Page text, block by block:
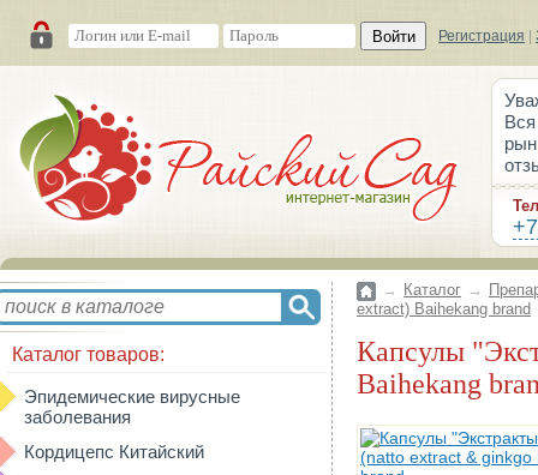
Войти Регистрация
Каталог товаров:
Эпидемические вирусные
заболевания
Кордицепс Китайский
→ Каталог →
extract) Baihekang brand
Капсулы "Экстракты натто и гинкго билоба" (natto extract & ginkgo biloba extract)
Baihekang